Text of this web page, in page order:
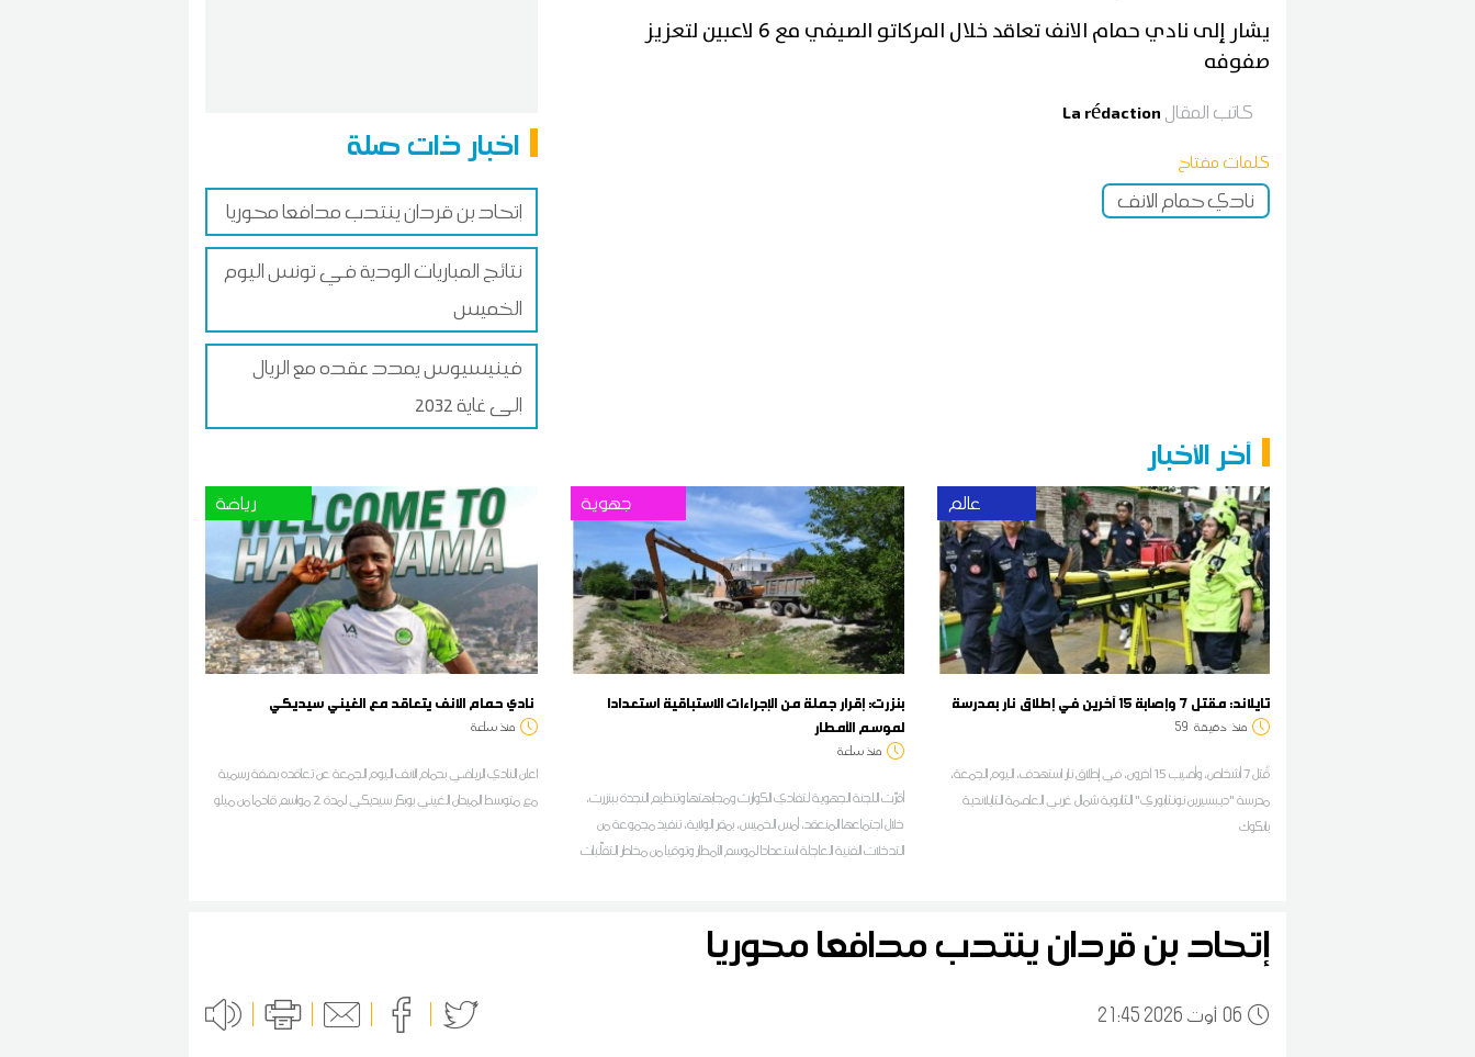
اخبار ذات صلة
إتحاد بن قردان ينتدب مدافعا محوريا
نتائج المباريات الودية في تونس اليوم
الخميس
فينيسيوس يمدد عقده مع الريال
إلى غاية 2032
يشار إلى نادي حمام الانف تعاقد خلال المركاتو الصيفي مع 6 لاعبين لتعزيز
صفوفه
كاتب المقال La rédaction
كلمات مفتاح
نادي حمام الانف
آخر الأخبار
رياضة
منذ ساعة
اعلن النادي الرياضي بحمام الانف اليوم الجمعة عن تعاقده بصفة رسمية
مع متوسط الميدان الغيني بوبكر سيديكي لمدة 2 مواسم قادما من ميلو
جهوية
بنزرت: إقرار جملة من الإجراءات الاستباقية استعدادا
لموسم الأمطار
منذ ساعة
أقرّت اللجنة الجهوية لتفادي الكوارث ومجابهتها وتنظيم النجدة ببنزرت،
خلال اجتماعها المنعقد، أمس الخميس، بمقر الولاية، تنفيذ مجموعة من
التدخلات الفنية العاجلة استعدادا لموسم الأمطار وتوقيا من مخاطر التقلّبات
عالم
تايلاند: مقتل 7 وإصابة 15 آخرين في إطلاق نار بمدرسة
منذ دقيقة 59
قُتل 7 أشخاص، وأصيب 15 آخرون، في إطلاق نار استهدف، اليوم الجمعة،
مدرسة "ديبسيرين نونثابوري" الثانوية شمال غربي العاصمة التايلاندية
بانكوك
إتحاد بن قردان ينتدب مدافعا محوريا
0621:45 2026 أوت